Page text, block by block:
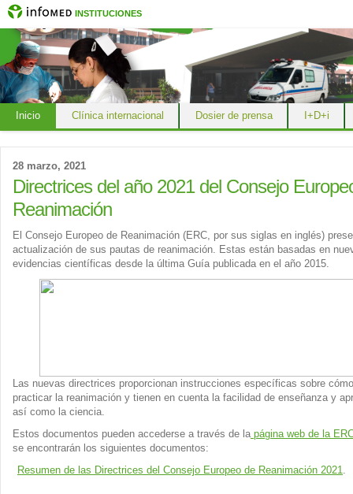
INSTITUCIONES
Inicio Clínica internacional Dosier de prensa I+D+i
28 marzo, 2021
Directrices del año 2021 del Consejo
Reanimación
El Consejo Europeo de Reanimación (ERC, por sus siglas en inglés)
actualización de sus pautas de reanimación. Estas están basadas en
evidencias científicas desde la última Guía publicada en el año 2015.
Las nuevas directrices proporcionan instrucciones específicas sobre
practicar la reanimación y tienen en cuenta la facilidad de enseñanza y
así como la ciencia.
Estos documentos pueden accederse a través de lapágina web de la
se encontrarán los siguientes documentos:
Resumen de las Directrices del Consejo Europeo de Reanimación 2021.